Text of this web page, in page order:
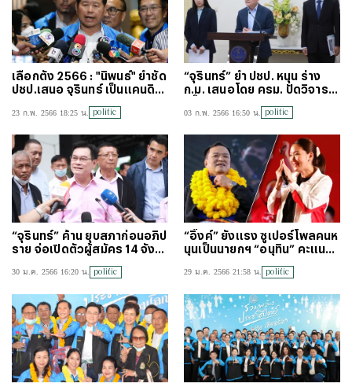
เลือกตั้ง 2566 : "นิพนธ์" ย้ำชัด
ปชป.เสนอ จุรินทร์ เป็นแคนดิเด
23 ก.พ. 2566 18:25 น. politic
“จุรินทร์” ย้ำ ปชป. หนุน ร่าง
ก.ม. เสนอโดย ครม. ปัดวิจารณ์
03 ก.พ. 2566 16:50 น. politic
“จุรินทร์” ค้าน ยุบสภาก่อนอภิป
ราย จ่อเปิดตัวผู้สมัคร 14 จังห
30 ม.ค. 2566 16:20 น. politic
“อิ๊งค์” ยังแรง ซูเปอร์โพลคนห
นุนเป็นนายกฯ “อนุทิน” คะแนนไ
29 ม.ค. 2566 21:58 น. politic